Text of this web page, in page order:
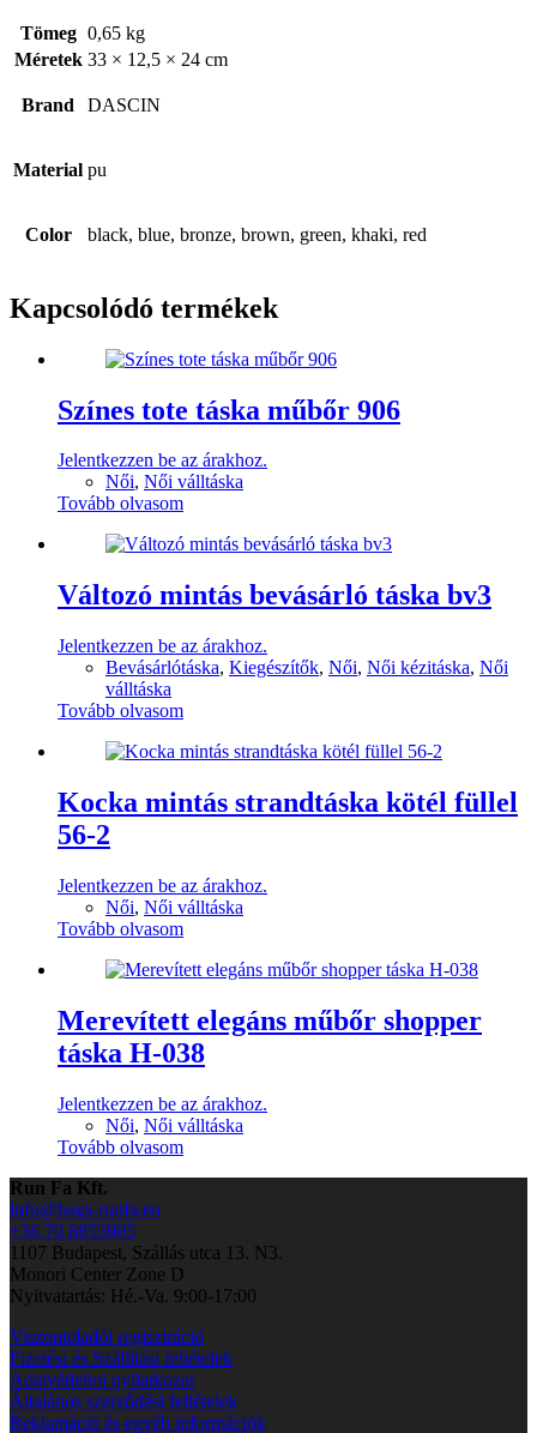
Tömeg 0,65 kg
Méretek 33 × 12,5 × 24 cm
Brand DASCIN
Material pu
Color black, blue, bronze, brown, green, khaki, red
Kapcsolódó termékek
Színes tote táska műbőr 906
Jelentkezzen be az árakhoz.
Női, Női válltáska
Tovább olvasom
Változó mintás bevásárló táska bv3
Jelentkezzen be az árakhoz.
Bevásárlótáska, Kiegészítők, Női, Női kézitáska, Női
válltáska
Tovább olvasom
Kocka mintás strandtáska kötél füllel
56-2
Jelentkezzen be az árakhoz.
Női, Női válltáska
Tovább olvasom
Merevített elegáns műbőr shopper
táska H-038
Jelentkezzen be az árakhoz.
Női, Női válltáska
Tovább olvasom
Run Fa Kft.
info@bags-runfa.eu
+36 70 8855905
1107 Budapest, Szállás utca 13. N3.
Monori Center Zone D
Nyitvatartás: Hé.-Va. 9:00-17:00
Viszonteladói regisztráció
Fizetési és Szállítási feltételek
Adatvédelmi nyilatkozat
Általános szerződési feltételek
Reklamáció és egyéb információk